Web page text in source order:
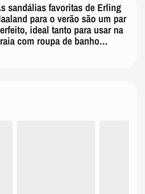
sandálias favoritas de Erling
para o verão são um par
ideal tanto para usar na
com roupa de banho